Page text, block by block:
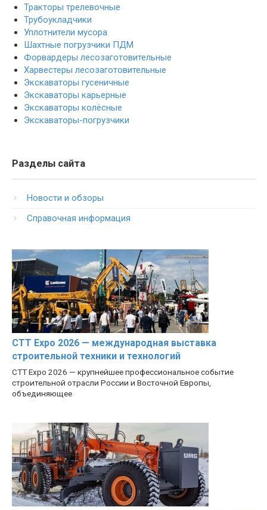
Тракторы трелевочные
Трубоукладчики
Уплотнители мусора
Шахтные погрузчики ПДМ
Форвардеры лесозаготовительные
Харвестеры лесозаготовительные
Экскаваторы гусеничные
Экскаваторы карьерные
Экскаваторы колёсные
Экскаваторы-погрузчики
Разделы сайта
Новости и обзоры
Справочная информация
CTT Expo 2026 — международная выставка
строительной техники и технологий
CTT Expo 2026 — крупнейшее профессиональное событие
строительной отрасли России и Восточной Европы,
объединяющее